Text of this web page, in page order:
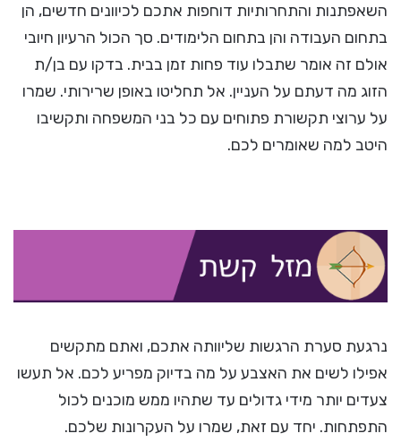
השאפתנות והתחרותיות דוחפות אתכם לכיוונים חדשים, הן
בתחום העבודה והן בתחום הלימודים. סך הכול הרעיון חיובי
אולם זה אומר שתבלו עוד פחות זמן בבית. בדקו עם בן/ת
הזוג מה דעתם על העניין. אל תחליטו באופן שרירותי. שמרו
על ערוצי תקשורת פתוחים עם כל בני המשפחה ותקשיבו
היטב למה שאומרים לכם.
נרגעת סערת הרגשות שליוותה אתכם, ואתם מתקשים
אפילו לשים את האצבע על מה בדיוק מפריע לכם. אל תעשו
צעדים יותר מידי גדולים עד שתהיו ממש מוכנים לכול
התפתחות. יחד עם זאת, שמרו על העקרונות שלכם.